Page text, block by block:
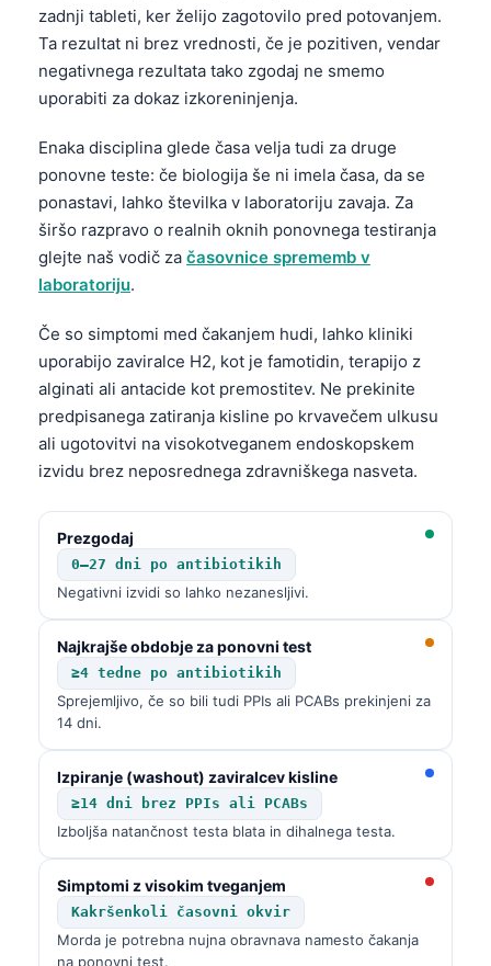
zadnji tableti, ker želijo zagotovilo pred potovanjem.
Ta rezultat ni brez vrednosti, če je pozitiven, vendar
negativnega rezultata tako zgodaj ne smemo
uporabiti za dokaz izkoreninjenja.
Enaka disciplina glede časa velja tudi za druge
ponovne teste: če biologija še ni imela časa, da se
ponastavi, lahko številka v laboratoriju zavaja. Za
širšo razpravo o realnih oknih ponovnega testiranja
glejte naš vodič za časovnice sprememb v
laboratoriju.
Če so simptomi med čakanjem hudi, lahko kliniki
uporabijo zaviralce H2, kot je famotidin, terapijo z
alginati ali antacide kot premostitev. Ne prekinite
predpisanega zatiranja kisline po krvavečem ulkusu
ali ugotovitvi na visokotveganem endoskopskem
izvidu brez neposrednega zdravniškega nasveta.
Prezgodaj
0–27 dni po antibiotikih
Negativni izvidi so lahko nezanesljivi.
Najkrajše obdobje za ponovni test
≥4 tedne po antibiotikih
Sprejemljivo, če so bili tudi PPIs ali PCABs prekinjeni za
14 dni.
Izpiranje (washout) zaviralcev kisline
≥14 dni brez PPIs ali PCABs
Izboljša natančnost testa blata in dihalnega testa.
Simptomi z visokim tveganjem
Kakršenkoli časovni okvir
Morda je potrebna nujna obravnava namesto čakanja
na ponovni test.
తెలుగు
தமிழ்
ગુજરાતી
മലയാളം
Bahasa Melayu
Tagalog
ไทย
ភាសាខ្មែរ
Kiswahili
O‘zbekcha
Català
Қазақ тілі
Suomi
Slovenčina
كوردی‎
پښتو
অসমীয়া
Galego
Latviešu valoda